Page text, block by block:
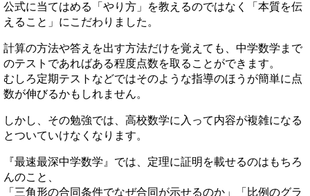
公式に当てはめる「やり方」を教えるのではなく「本質を伝
えること」にこだわりました。
計算の方法や答えを出す方法だけを覚えても、中学数学まで
のテストであればある程度点数を取ることができます。
むしろ定期テストなどではそのような指導のほうが簡単に点
数が伸びるかもしれません。
しかし、その勉強では、高校数学に入って内容が複雑になる
とついていけなくなります。
『最速最深中学数学』では、定理に証明を載せるのはもちろ
んのこと、
「三角形の合同条件でなぜ合同が示せるのか」「比例のグラ